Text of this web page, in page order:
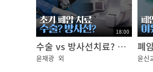
00:45 담배를 피우지 않아
01:22 미세먼지가 폐암의
02:29 폐암도 가족력이 있
03:38 폐암을 의심할 수 있
18:00
수술 vs 방사선치료? 초기 폐암 환자의 상황별 치료법 정리!｜암행의사
윤재광 외 윤신